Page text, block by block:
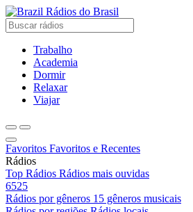
Rádios do Brasil
Trabalho
Academia
Dormir
Relaxar
Viajar
Favoritos Favoritos e Recentes
Rádios
Top Rádios Rádios mais ouvidas
6525
Rádios por gêneros 15 gêneros musicais